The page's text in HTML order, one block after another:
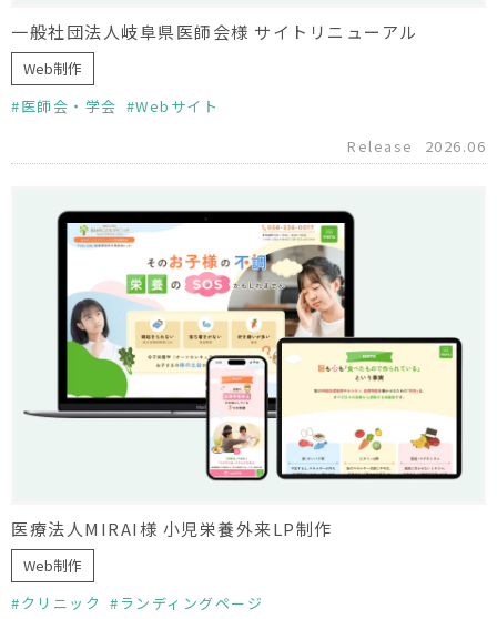
一般社団法人岐阜県医師会様 サイトリニューアル
Web制作
医師会・学会
Webサイト
Release
2026.06
医療法人MIRAI様 小児栄養外来LP制作
Web制作
クリニック
ランディングページ